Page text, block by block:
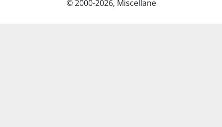
© 2000-2026, Miscellane